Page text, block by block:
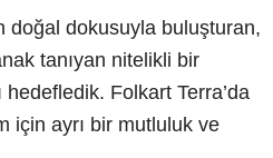
doğal dokusuyla buluşturan,
tanıyan nitelikli bir
Folkart Terra’da
için ayrı bir mutluluk ve